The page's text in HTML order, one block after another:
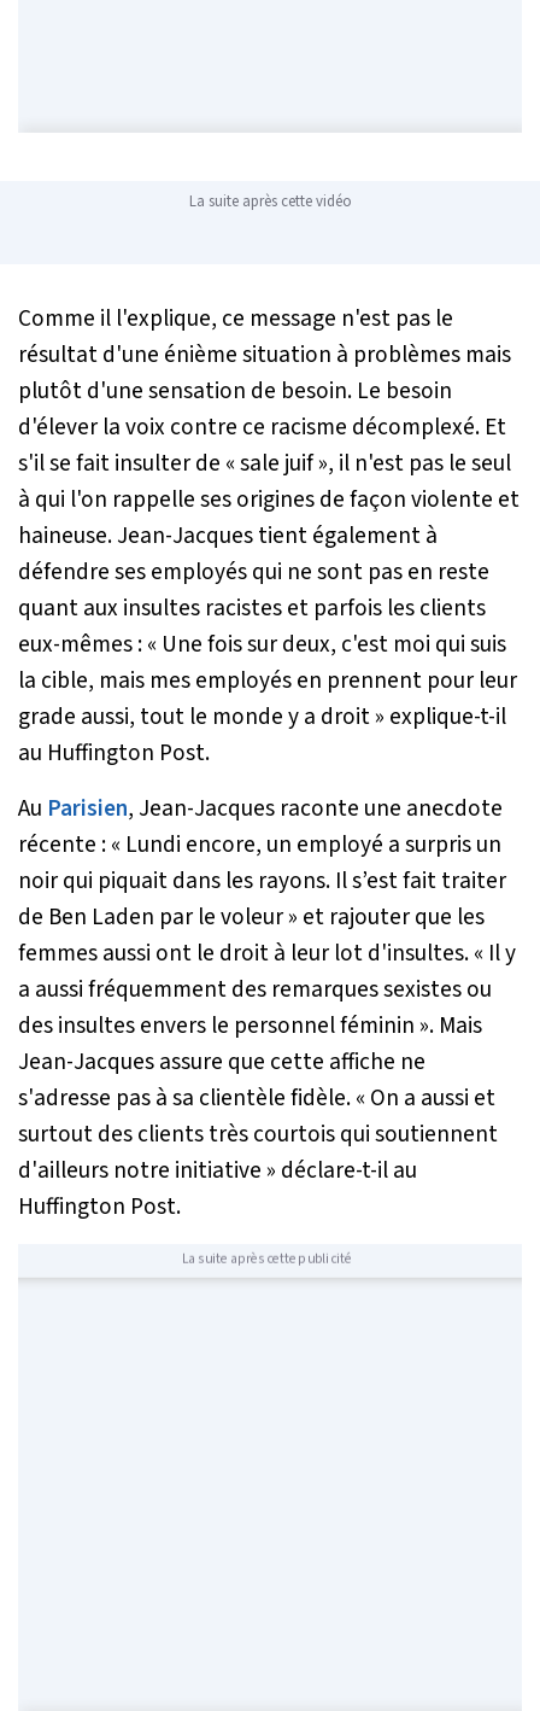
La suite après cette vidéo
Comme il l'explique, ce message n'est pas le
résultat d'une énième situation à problèmes mais
plutôt d'une sensation de besoin. Le besoin
d'élever la voix contre ce racisme décomplexé. Et
s'il se fait insulter de «sale juif», il n'est pas le seul
à qui l'on rappelle ses origines de façon violente et
haineuse. Jean-Jacques tient également à
défendre ses employés qui ne sont pas en reste
quant aux insultes racistes et parfois les clients
eux-mêmes : « Une fois sur deux, c'est moi qui suis
la cible, mais mes employés en prennent pour leur
grade aussi, tout le monde y a droit» explique-t-il
au Huffington Post.
Au Parisien, Jean-Jacques raconte une anecdote
récente : « Lundi encore, un employé a surpris un
noir qui piquait dans les rayons. Il s’est fait traiter
de Ben Laden par le voleur» et rajouter que les
femmes aussi ont le droit à leur lot d'insultes. « Il y
a aussi fréquemment des remarques sexistes ou
des insultes envers le personnel féminin ». Mais
Jean-Jacques assure que cette affiche ne
s'adresse pas à sa clientèle fidèle. « On a aussi et
surtout des clients très courtois qui soutiennent
d'ailleurs notre initiative » déclare-t-il au
Huffington Post.
La suite après cette publicité